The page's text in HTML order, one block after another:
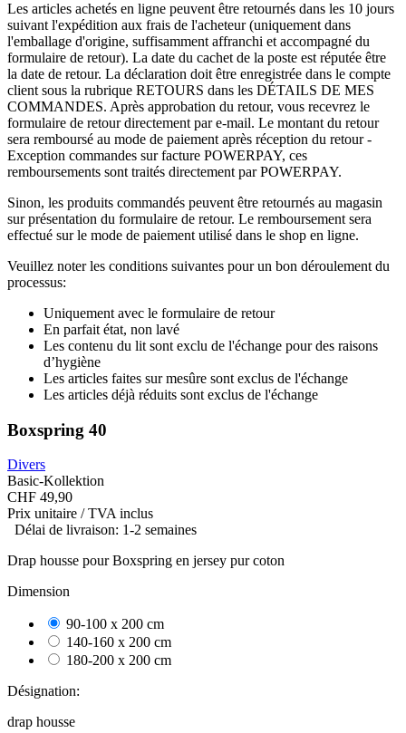
Les articles achetés en ligne peuvent être retournés dans les 10 jours
suivant l'expédition aux frais de l'acheteur (uniquement dans
l'emballage d'origine, suffisamment affranchi et accompagné du
formulaire de retour). La date du cachet de la poste est réputée être
la date de retour. La déclaration doit être enregistrée dans le compte
client sous la rubrique RETOURS dans les DÉTAILS DE MES
COMMANDES. Après approbation du retour, vous recevrez le
formulaire de retour directement par e-mail. Le montant du retour
sera remboursé au mode de paiement après réception du retour -
Exception commandes sur facture POWERPAY, ces
remboursements sont traités directement par POWERPAY.
Sinon, les produits commandés peuvent être retournés au magasin
sur présentation du formulaire de retour. Le remboursement sera
effectué sur le mode de paiement utilisé dans le shop en ligne.
Veuillez noter les conditions suivantes pour un bon déroulement du
processus:
Uniquement avec le formulaire de retour
En parfait état, non lavé
Les contenu du lit sont exclu de l'échange pour des raisons
d’hygiène
Les articles faites sur mesûre sont exclus de l'échange
Les articles déjà réduits sont exclus de l'échange
Boxspring 40
Divers
Basic-Kollektion
CHF 49,90
Prix unitaire / TVA inclus
Délai de livraison: 1-2 semaines
Drap housse pour Boxspring en jersey pur coton
Dimension
90-100 x 200 cm
140-160 x 200 cm
180-200 x 200 cm
Désignation:
drap housse